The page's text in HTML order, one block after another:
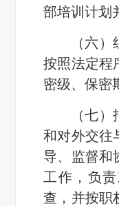
部培训计划
（六
按照法定程
密级、保密
（七
和对外交往
导、监督和
工作，负
查，并按职